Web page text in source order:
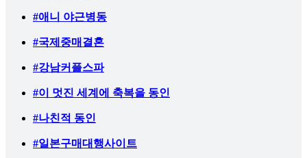
#애니 야근병동
#국제중매결혼
#강남커플스파
#이 멋진 세계에 축복을 동인
#나친적 동인
#일본구매대행사이트